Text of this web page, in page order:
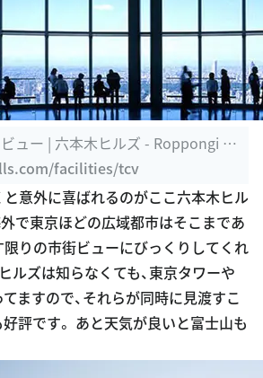
ュー | 六本木ヒルズ - Roppongi Hil
facilities/tcv
意外に喜ばれるのがここ六本木ヒル
で東京ほどの広域都市はそこまであ
りの市街ビューにびっくりしてくれ
ルズは知らなくても、東京タワーや
ますので、それらが同時に見渡すこ
評です。 あと天気が良いと富士山も